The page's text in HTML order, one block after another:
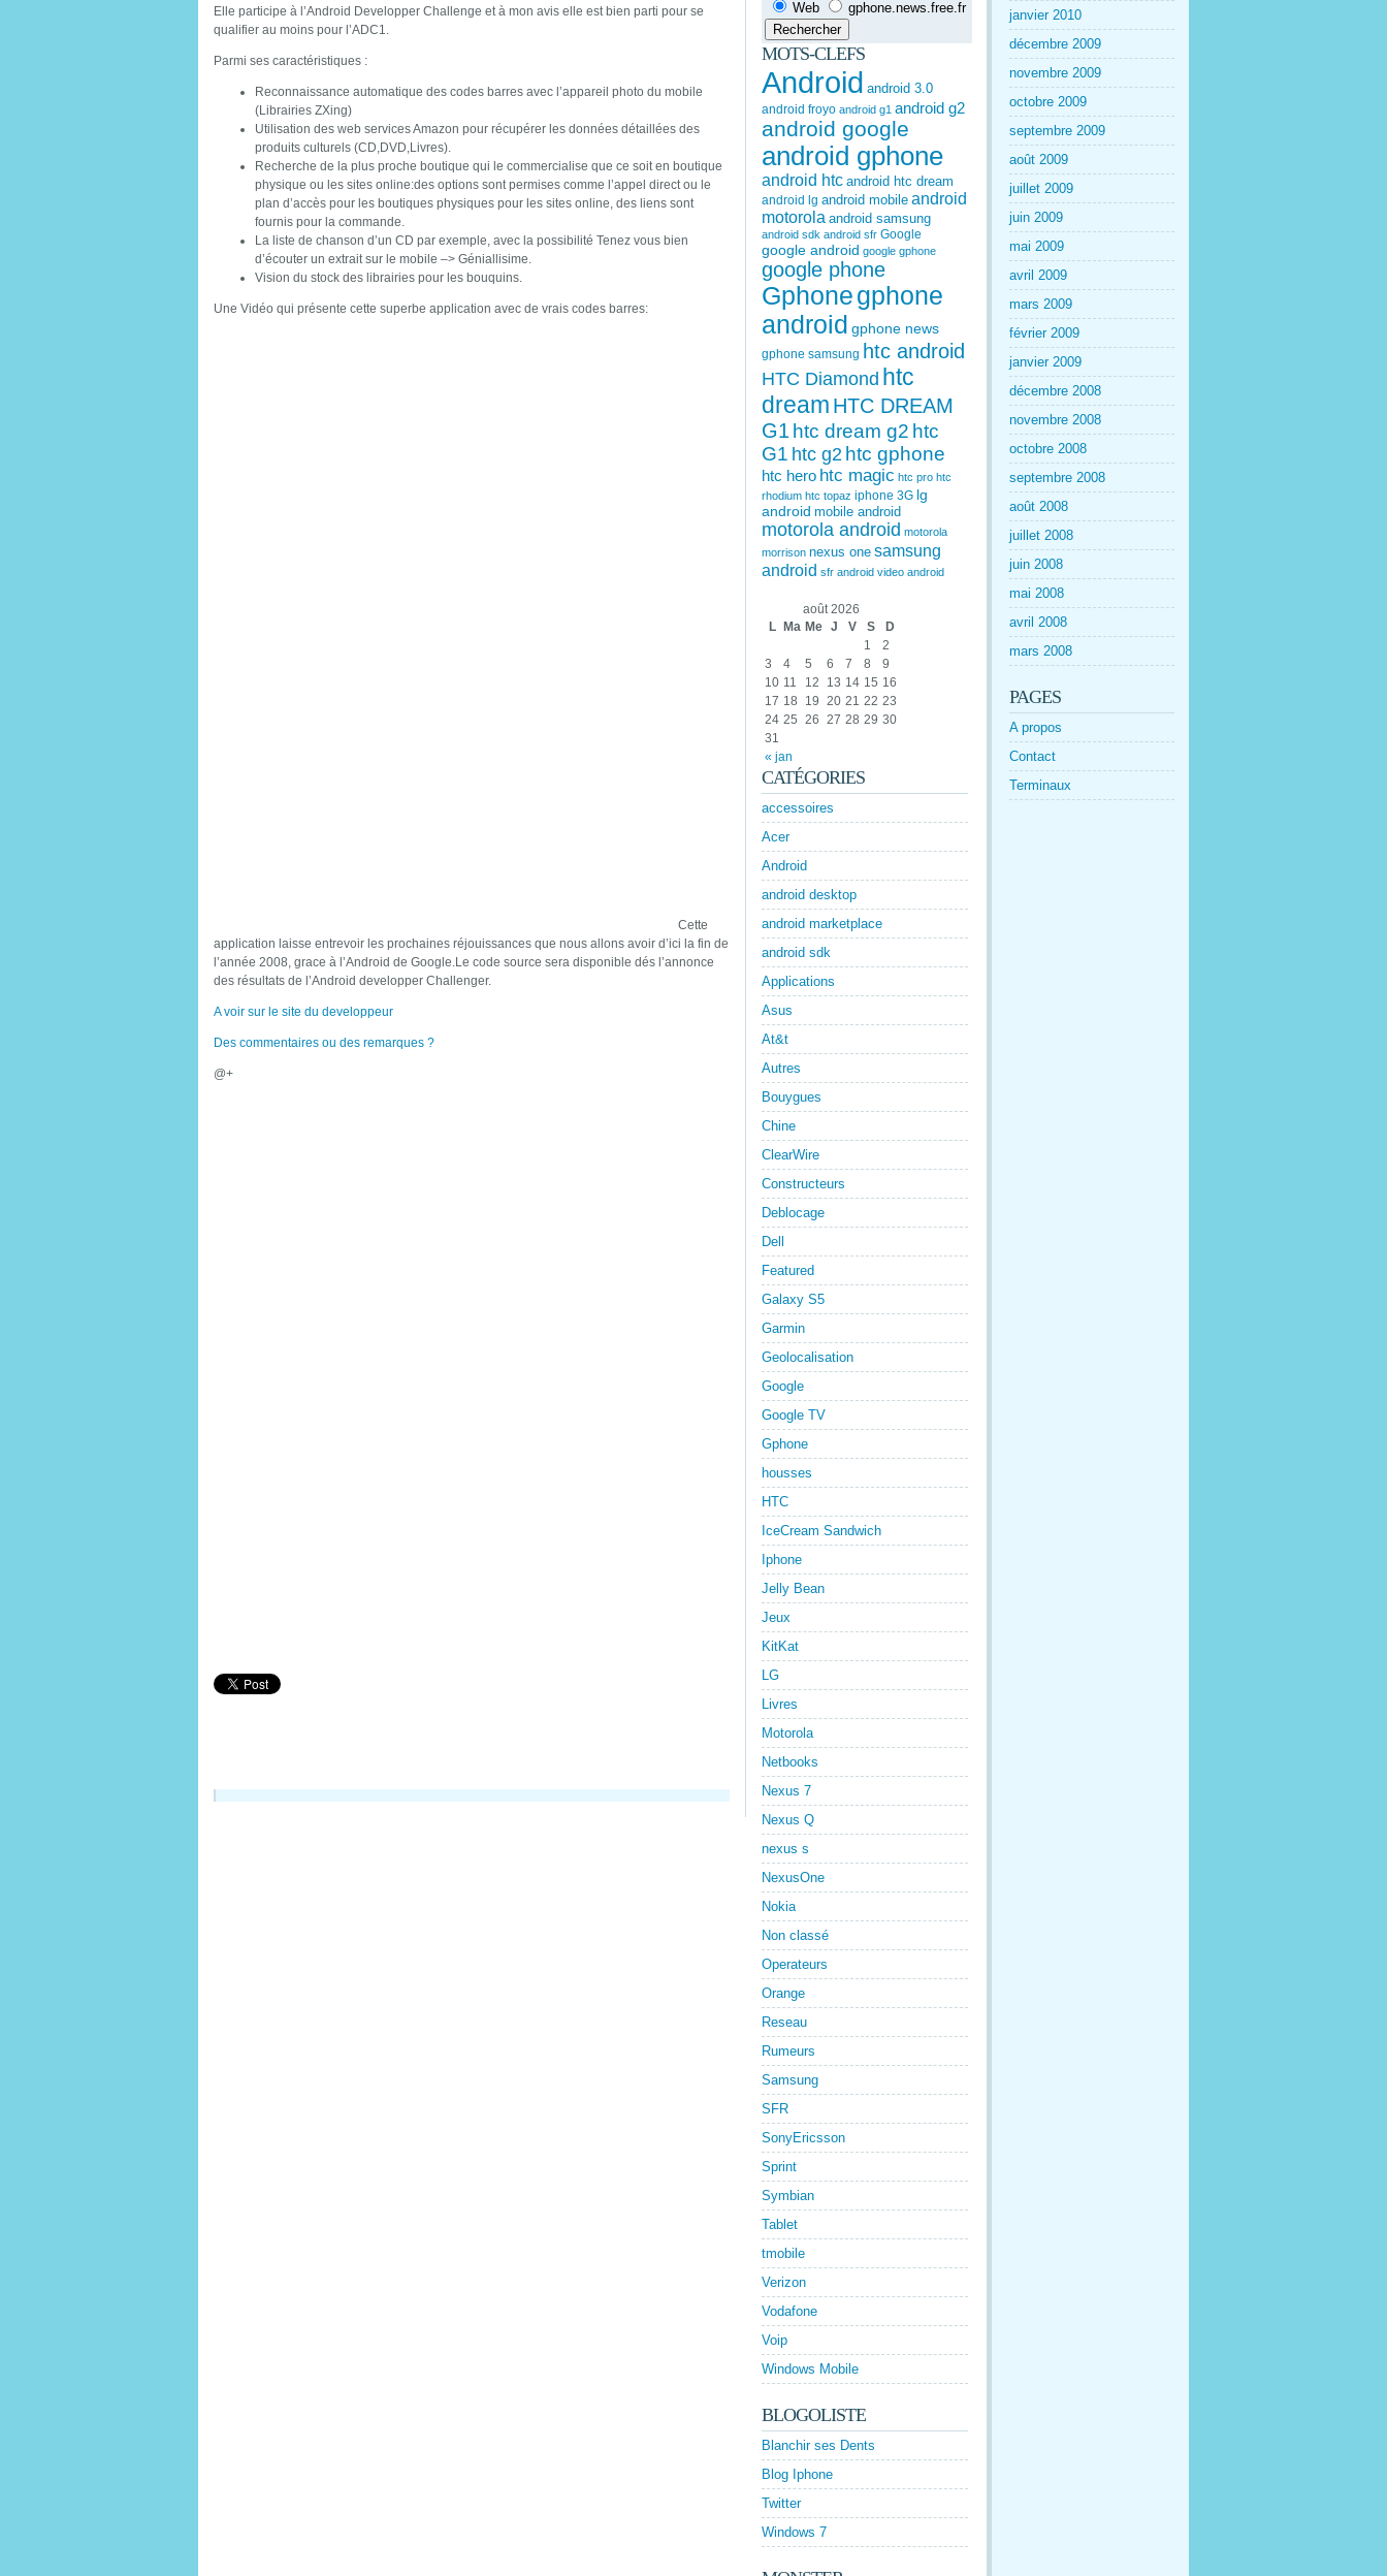
Elle participe à l’Android Developper Challenge et à mon avis elle est bien parti pour se
qualifier au moins pour l’ADC1.
Parmi ses caractéristiques :
Reconnaissance automatique des codes barres avec l’appareil photo du mobile
(Librairies ZXing)
Utilisation des web services Amazon pour récupérer les données détaillées des
produits culturels (CD,DVD,Livres).
Recherche de la plus proche boutique qui le commercialise que ce soit en boutique
physique ou les sites online:des options sont permises comme l’appel direct ou le
plan d’accès pour les boutiques physiques pour les sites online, des liens sont
fournis pour la commande.
La liste de chanson d’un CD par exemple, avec la possibilité Tenez vous bien
d’écouter un extrait sur le mobile –> Géniallisime.
Vision du stock des librairies pour les bouquins.
Une Vidéo qui présente cette superbe application avec de vrais codes barres:
Cette
application laisse entrevoir les prochaines réjouissances que nous allons avoir d’ici la fin de
l’année 2008, grace à l’Android de Google.Le code source sera disponible dés l’annonce
des résultats de l’Android developper Challenger.
A voir sur le site du developpeur
Des commentaires ou des remarques ?
@+
Web gphone.news.free.fr
MOTS-CLEFS
Android android 3.0
android froyo android g1 android g2
android google
android gphone
android htc android htc dream
android lg android mobile android
motorola android samsung
android sdk android sfr Google
google android google gphone
google phone
Gphonegphone
android gphone news
gphone samsung htc android
HTC Diamond htc
dream HTC DREAM
G1 htc dream g2 htc
G1 htc g2 htc gphone
htc hero htc magic htc pro htc
rhodium htc topaz iphone 3G lg
android mobile android
motorola android motorola
morrison nexus one samsung
android sfr android video android
août 2026
L
Ma Me J V S D
« jan
1
2
3
4 5 6 7 8
9
10 11 12 13 14 15 16
17 18 19 20 21 22 23
24 25 26 27 28 29 30
31
CATÉGORIES
accessoires
Acer
Android
android desktop
android marketplace
android sdk
Applications
Asus
At&t
Autres
Bouygues
Chine
ClearWire
Constructeurs
Deblocage
Dell
Featured
Galaxy S5
Garmin
Geolocalisation
Google
Google TV
Gphone
housses
HTC
IceCream Sandwich
Iphone
Jelly Bean
Jeux
KitKat
LG
Livres
Motorola
Netbooks
Nexus 7
Nexus Q
nexus s
NexusOne
Nokia
Non classé
Operateurs
Orange
Reseau
Rumeurs
Samsung
SFR
SonyEricsson
Sprint
Symbian
Tablet
tmobile
Verizon
Vodafone
Voip
Windows Mobile
BLOGOLISTE
Blanchir ses Dents
Blog Iphone
Twitter
Windows 7
janvier 2010
décembre 2009
novembre 2009
octobre 2009
septembre 2009
août 2009
juillet 2009
juin 2009
mai 2009
avril 2009
mars 2009
février 2009
janvier 2009
décembre 2008
novembre 2008
octobre 2008
septembre 2008
août 2008
juillet 2008
juin 2008
mai 2008
avril 2008
mars 2008
PAGES
A propos
Contact
Terminaux